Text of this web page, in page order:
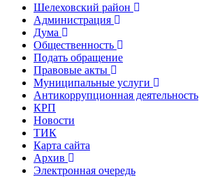
Шелеховский район
Администрация
Дума
Общественность
Подать обращение
Правовые акты
Муниципальные услуги
Антикоррупционная деятельность
КРП
Новости
ТИК
Карта сайта
Архив
Электронная очередь